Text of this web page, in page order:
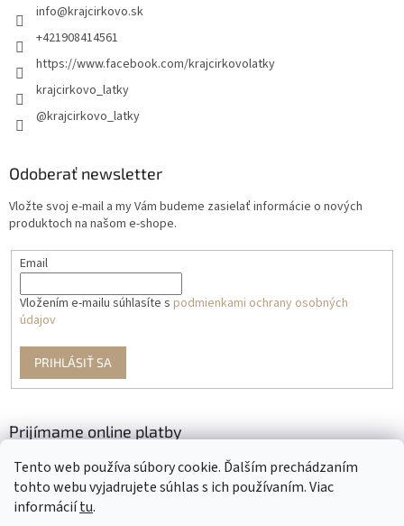
Tento web používa súbory cookie. Ďalším prechádzaním
tohto webu vyjadrujete súhlas s ich používaním. Viac
informáciítu.
info@krajcirkovo.sk
+421908414561
https://www.facebook.com/krajcirkovolatky
krajcirkovo_latky
@krajcirkovo_latky
Odoberať newsletter
Vložte svoj e-mail a my Vám budeme zasielať informácie o nových
produktoch na našom e-shope.
Email
Vložením e-mailu súhlasíte s podmienkami ochrany osobných
údajov
PRIHLÁSIŤ SA
Prijímame online platby